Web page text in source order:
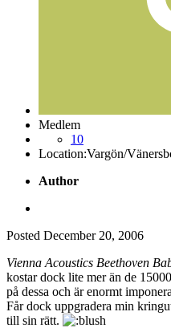
Medlem
10
Location:Vargön/
Author
Posted December 20, 2006
Vienna Acoustics Beethoven
kostar dock lite mer än de
på dessa och är enormt
Får dock uppgradera min
till sin rätt.